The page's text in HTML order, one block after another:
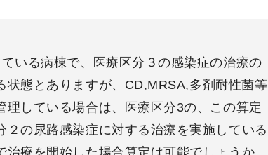
いる病棟で、医療区分３の感染症の治療の
状態とありますが、CD,MRSA,多剤耐性菌等
している場合は、医療区分3の、この算定
の尿路感染症に対する治療を実施している
療を開始した場合算定は可能でしょうか。